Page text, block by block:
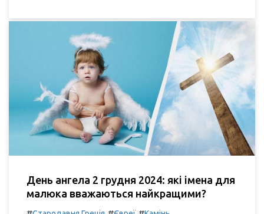
День ангела 2 грудня 2024: які імена для
малюка вважаються найкращими?